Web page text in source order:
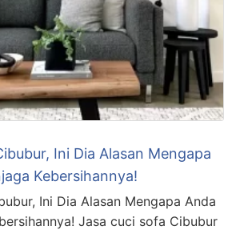
Ini Dia Alasan Mengapa
Kebersihannya!
Ini Dia Alasan Mengapa Anda
Jasa cuci sofa Cibubur